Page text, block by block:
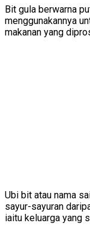
Bit gula berwarna
menggunakannya
makanan yang
Ubi bit atau nama
sayur-sayuran
iaitu keluarga yang